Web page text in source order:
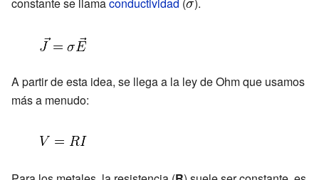
A partir de esta idea, se llega a la ley de Ohm que usamos
más a menudo: